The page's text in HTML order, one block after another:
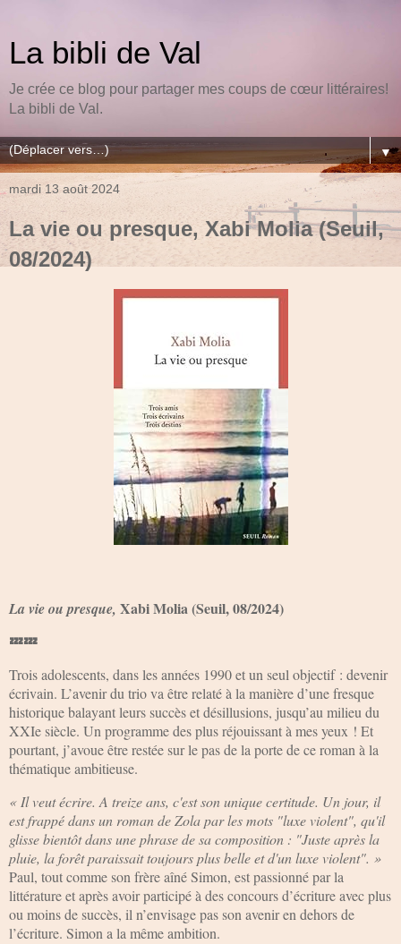
La bibli de Val
Je crée ce blog pour partager mes coups de cœur littéraires!
La bibli de Val.
▼
mardi 13 août 2024
La vie ou presque, Xabi Molia (Seuil,
08/2024)
La vie ou presque, Xabi Molia (Seuil, 08/2024)
💤💤
Trois adolescents, dans les années 1990 et un seul objectif : devenir
écrivain. L’avenir du trio va être relaté à la manière d’une fresque
historique balayant leurs succès et désillusions, jusqu’au milieu du
XXIe siècle. Un programme des plus réjouissant à mes yeux ! Et
pourtant, j’avoue être restée sur le pas de la porte de ce roman à la
thématique ambitieuse.
« Il veut écrire. A treize ans, c'est son unique certitude. Un jour, il
est frappé dans un roman de Zola par les mots "luxe violent", qu'il
glisse bientôt dans une phrase de sa composition : "Juste après la
pluie, la forêt paraissait toujours plus belle et d'un luxe violent". »
Paul, tout comme son frère aîné Simon, est passionné par la
littérature et après avoir participé à des concours d’écriture avec plus
ou moins de succès, il n’envisage pas son avenir en dehors de
l’écriture. Simon a la même ambition.